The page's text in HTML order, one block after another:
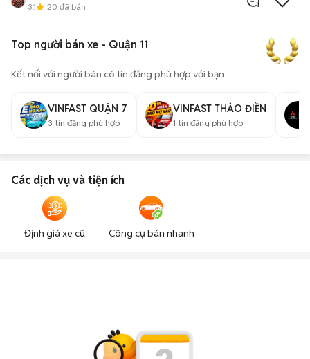
3.1
20 đã bán
Top người bán xe - Quận 11
Kết nối với người bán có tin đăng phù hợp với bạn
VINFAST QUẬN 7
3 tin đăng phù hợp
VINFAST THẢO ĐIỀN
1 tin đăng phù hợp
Các dịch vụ và tiện ích
Định giá xe cũ Công cụ bán nhanh